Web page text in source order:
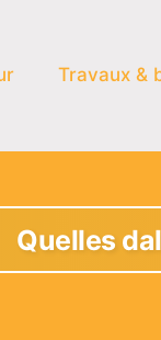
Travaux &
Quelles